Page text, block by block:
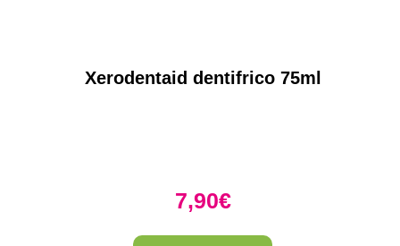
Xerodentaid dentifrico 75ml
7,90€